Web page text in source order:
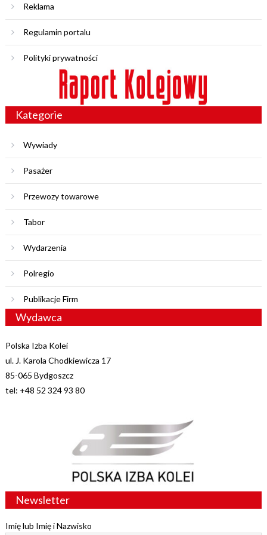
Reklama
Regulamin portalu
Polityki prywatności
Kategorie
Wywiady
Pasażer
Przewozy towarowe
Tabor
Wydarzenia
Polregio
Publikacje Firm
Wydawca
Polska Izba Kolei
ul. J. Karola Chodkiewicza 17
85-065 Bydgoszcz
tel: +48 52 324 93 80
Newsletter
Imię lub Imię i Nazwisko